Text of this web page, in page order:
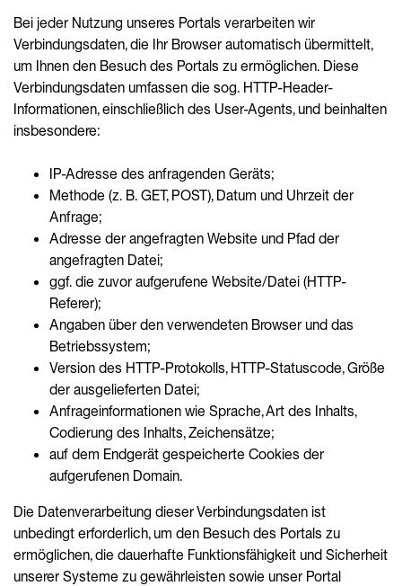
Bei jeder Nutzung unseres Portals verarbeiten wir
Verbindungsdaten, die Ihr Browser automatisch übermittelt,
um Ihnen den Besuch des Portals zu ermöglichen. Diese
Verbindungsdaten umfassen die sog. HTTP-Header-
Informationen, einschließlich des User-Agents, und beinhalten
insbesondere:
IP-Adresse des anfragenden Geräts;
Methode (z. B. GET, POST), Datum und Uhrzeit der
Anfrage;
Adresse der angefragten Website und Pfad der
angefragten Datei;
ggf. die zuvor aufgerufene Website/Datei (HTTP-
Referer);
Angaben über den verwendeten Browser und das
Betriebssystem;
Version des HTTP-Protokolls, HTTP-Statuscode, Größe
der ausgelieferten Datei;
Anfrageinformationen wie Sprache, Art des Inhalts,
Codierung des Inhalts, Zeichensätze;
auf dem Endgerät gespeicherte Cookies der
aufgerufenen Domain.
Die Datenverarbeitung dieser Verbindungsdaten ist
unbedingt erforderlich, um den Besuch des Portals zu
ermöglichen, die dauerhafte Funktionsfähigkeit und Sicherheit
unserer Systeme zu gewährleisten sowie unser Portal